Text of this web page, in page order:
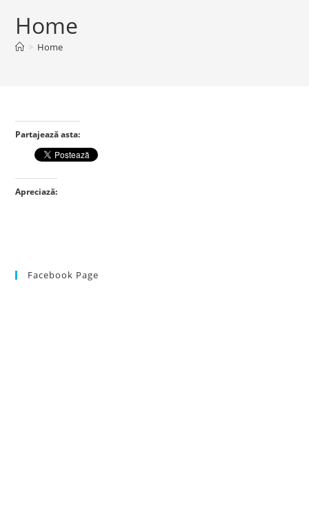
Home
> Home
Partajează asta:
Apreciază:
Facebook Page